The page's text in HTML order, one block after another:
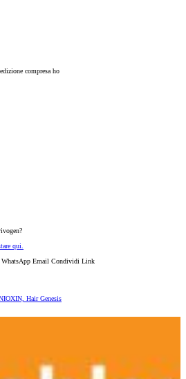
compresa ho
qui.
WhatsApp Email Condividi Link
Hair Genesis